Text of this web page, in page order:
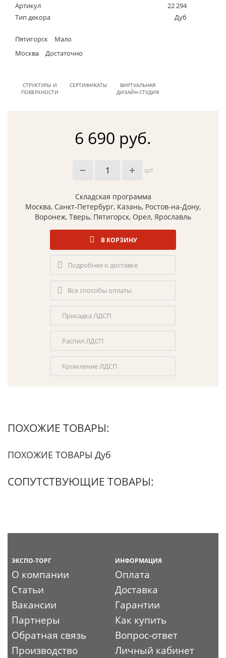
Артикул
22 294
Тип декора
Дуб
Пятигорск
Мало
Москва
Достаточно
СТРУКТУРЫ И
ПОВЕРХНОСТИ
СЕРТИФИКАТЫ
ВИРТУАЛЬНАЯ
ДИЗАЙН СТУДИЯ
6 690 руб.
шт
Складская программа
Москва, Санкт-Петербург, Казань, Ростов-на-Дону,
Воронеж, Тверь, Пятигорск, Орел, Ярославль
В КОРЗИНУ
Подробнее о доставке
Все способы оплаты
Присадка ЛДСП
Распил ЛДСП
Кромление ЛДСП
ПОХОЖИЕ ТОВАРЫ:
ПОХОЖИЕ ТОВАРЫ Дуб
СОПУТСТВУЮЩИЕ ТОВАРЫ:
ЭКСПО-ТОРГ
О компании
Статьи
Вакансии
Партнеры
Обратная связь
Производство
ИНФОРМАЦИЯ
Оплата
Доставка
Гарантии
Как купить
Вопрос-ответ
Личный кабинет